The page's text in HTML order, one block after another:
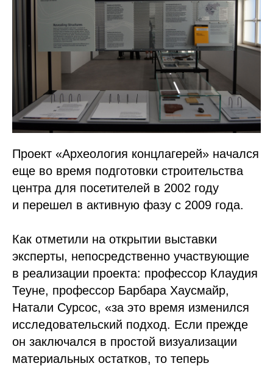
Проект «Археология концлагерей» начался
еще во время подготовки строительства
центра для посетителей в 2002 году
и перешел в активную фазу с 2009 года.
Как отметили на открытии выставки
эксперты, непосредственно участвующие
в реализации проекта: профессор Клаудия
Теуне, профессор Барбара Хаусмайр,
Натали Сурсос, «за это время изменился
исследовательский подход. Если прежде
он заключался в простой визуализации
материальных остатков, то теперь